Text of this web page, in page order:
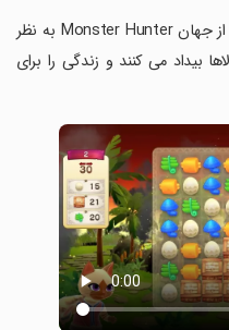
‏جزایر Felyne ممکن است گوشه ای آرام از جهان Monster Hunter به نظر
بیداد می کنند و زندگی را برای